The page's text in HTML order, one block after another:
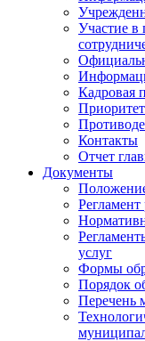
Участие в
Кадровая
Контакты
Отчет
Документы
услуг
Формы
Порядок
Перечень